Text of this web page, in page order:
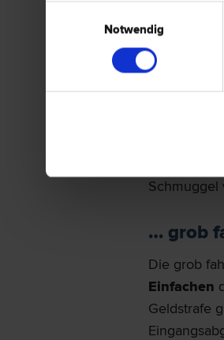
Notwendig
Bei
von
umfasst
Schmuggel
… grob
Die grob
Einfachen
Geldstrafe